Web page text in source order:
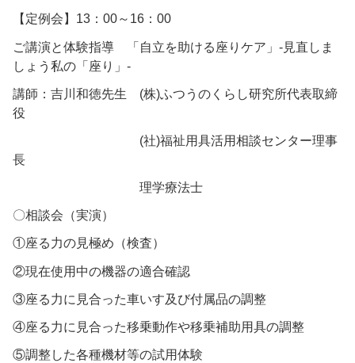
【定例会】13：00～16：00
ご講演と体験指導 「自立を助ける座りケア」-見直しま
しょう私の「座り」-
講師：吉川和徳先生 (株)ふつうのくらし研究所代表取締
役
(社)福祉用具活用相談センター理事
長
理学療法士
〇相談会（実演）
①座る力の見極め（検査）
②現在使用中の機器の適合確認
③座る力に見合った車いす及び付属品の調整
④座る力に見合った移乗動作や移乗補助用具の調整
⑤調整した各種機材等の試用体験